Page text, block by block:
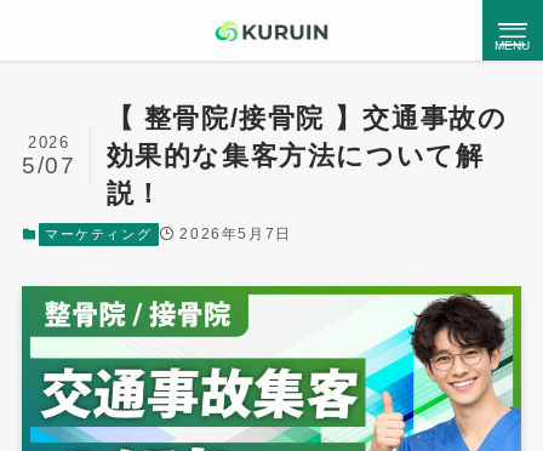
●Kuruinとは
コンサルティングサービス
MEO対策支援
チラシ・パンフレット制作
【 整骨院/接骨院 】交通事故の
効果的な集客方法について解
説！
2026
5/07
マーケティング 2026年5月7日